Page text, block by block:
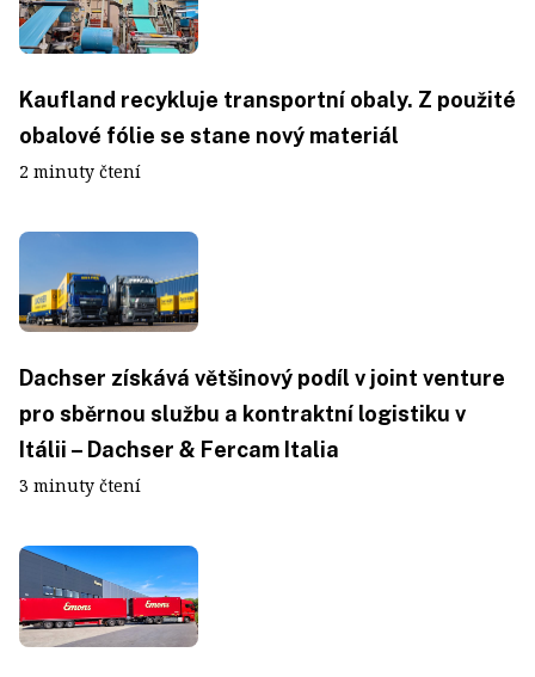
Kaufland recykluje transportní obaly. Z použité
obalové fólie se stane nový materiál
2 minuty čtení
Dachser získává většinový podíl v joint venture
pro sběrnou službu a kontraktní logistiku v
Itálii – Dachser & Fercam Italia
3 minuty čtení